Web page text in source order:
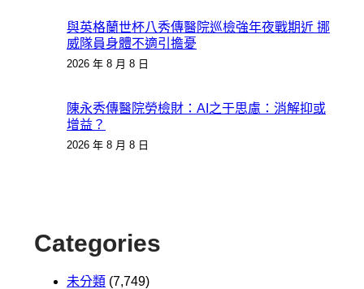
與英格蘭世杯八秀傳醫院巡檢強年夜戰期近 挪
威隊員身體不適引擔憂
2026 年 8 月 8 日
陳永秀傳醫院勞檢財：AI之于思慮：消解抑或
增益？
2026 年 8 月 8 日
Categories
未分類 (7,749)